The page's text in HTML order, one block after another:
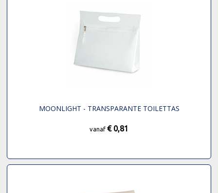
MOONLIGHT - TRANSPARANTE TOILETTAS
vanaf € 0,81